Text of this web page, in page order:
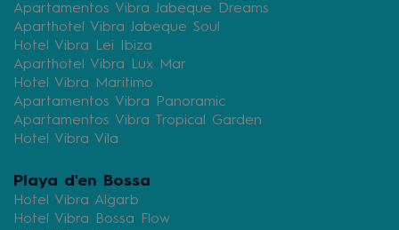
Apartamentos Vibra Jabeque Dreams
Aparthotel Vibra Jabeque Soul
Hotel Vibra Lei Ibiza
Aparthotel Vibra Lux Mar
Hotel Vibra Maritimo
Apartamentos Vibra Panoramic
Apartamentos Vibra Tropical Garden
Hotel Vibra Vila
Playa d'en Bossa
Hotel Vibra Algarb
Hotel Vibra Bossa Flow